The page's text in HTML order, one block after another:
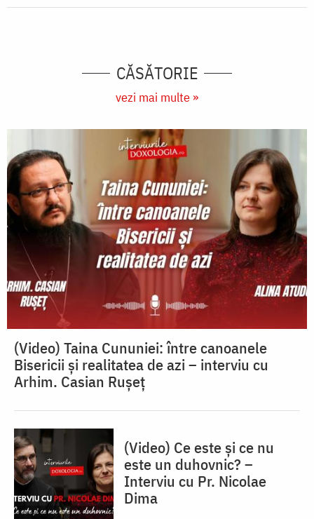
CĂSĂTORIE
vezi mai multe »
(Video) Taina Cununiei: între canoanele
Bisericii și realitatea de azi – interviu cu
Arhim. Casian Rușeț
(Video) Ce este și ce nu
este un duhovnic? –
Interviu cu Pr. Nicolae
Dima